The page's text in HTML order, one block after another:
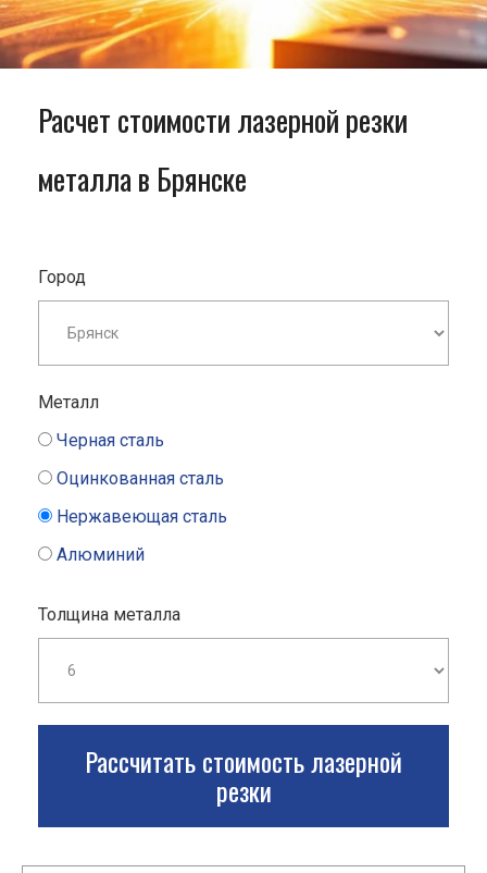
Расчет стоимости лазерной резки
металла в Брянске
Город
Металл
Черная сталь
Оцинкованная сталь
Нержавеющая сталь
Алюминий
Толщина металла
Рассчитать стоимость лазерной
резки